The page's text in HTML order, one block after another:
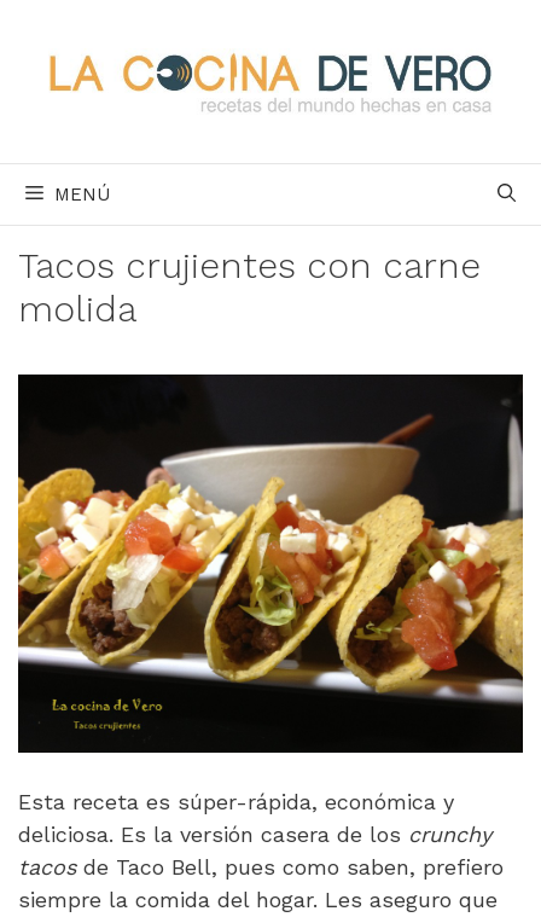
contenido
MENÚ
Tacos crujientes con carne
molida
Esta receta es súper-rápida, económica y
deliciosa. Es la versión casera de los crunchy
tacosde Taco Bell, pues como saben, prefiero
siempre la comida del hogar. Les aseguro que